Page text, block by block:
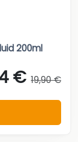
200ml
€ 19,90 €